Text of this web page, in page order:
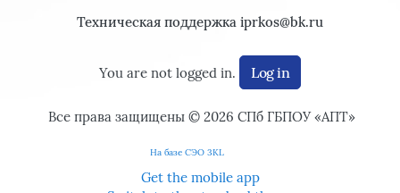
Техническая поддержка iprkos@bk.ru
You are not logged in. Log in
Все права защищены © 2026 СПб ГБПОУ «АПТ»
На базе СЭО 3KL
Get the mobile app